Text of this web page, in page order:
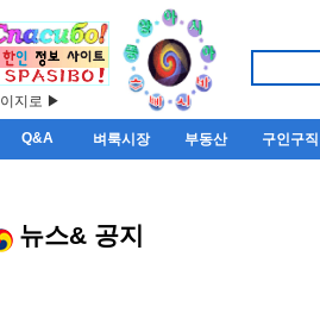
지로 ▶
Q&A 벼룩시장 부동산 구인구직
뉴스& 공지